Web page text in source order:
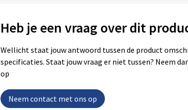
Heb je een vraag over dit
Wellicht staat jouw antwoord tussen de product
specificaties. Staat jouw vraag er niet tussen? Neem
op
Neem contact met ons op